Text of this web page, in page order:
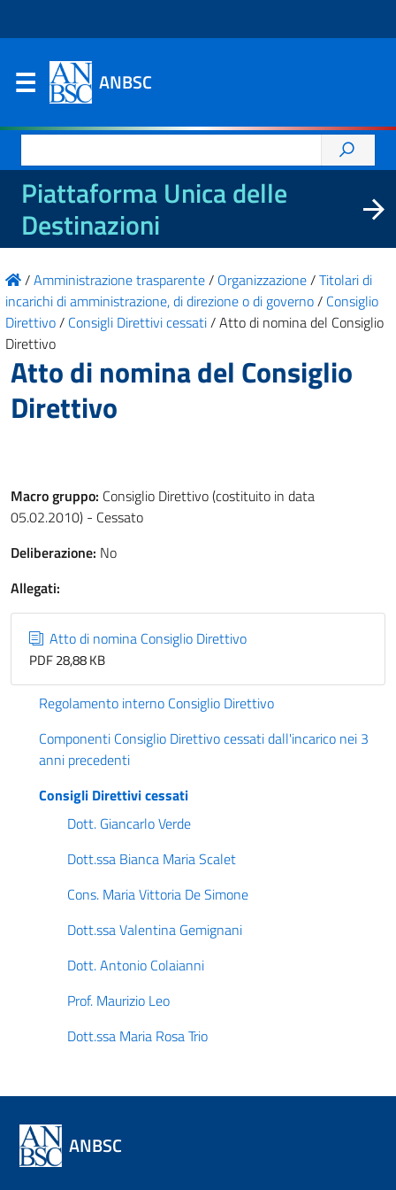
ANBSC
per:
Piattaforma Unica delle
Destinazioni
/Amministrazione trasparente/ Organizzazione/Titolari di
incarichi di amministrazione, di direzione o di governo/ Consiglio
Direttivo/ Consigli Direttivi cessati/Atto di nomina del Consiglio
Direttivo
Atto di nomina del Consiglio
Direttivo
Macro gruppo: Consiglio Direttivo (costituito in data
05.02.2010) - Cessato
Deliberazione: No
Allegati:
Atto di nomina Consiglio Direttivo
PDF 28,88 KB
Regolamento interno Consiglio Direttivo
Componenti Consiglio Direttivo cessati dall'incarico nei 3
anni precedenti
Consigli Direttivi cessati
Dott. Giancarlo Verde
Dott.ssa Bianca Maria Scalet
Cons. Maria Vittoria De Simone
Dott.ssa Valentina Gemignani
Dott. Antonio Colaianni
Prof. Maurizio Leo
Dott.ssa Maria Rosa Trio
ANBSC